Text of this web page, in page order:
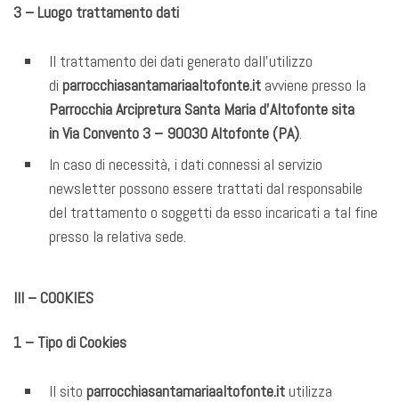
3 – Luogo trattamento dati
Il trattamento dei dati generato dall’utilizzo
di parrocchiasantamariaaltofonte.it avviene presso la
Parrocchia Arcipretura Santa Maria d’Altofonte sita
inVia Convento 3 – 90030 Altofonte (PA).
In caso di necessità, i dati connessi al servizio
newsletter possono essere trattati dal responsabile
del trattamento o soggetti da esso incaricati a tal fine
presso la relativa sede.
III – COOKIES
1 – Tipo di Cookies
Il sito parrocchiasantamariaaltofonte.itutilizza